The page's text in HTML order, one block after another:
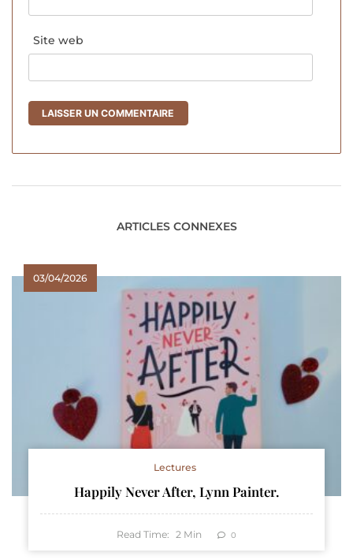
Site web
ARTICLES CONNEXES
03/04/2026
Lectures
Happily Never After, Lynn Painter.
Read Time: 2 Min 0